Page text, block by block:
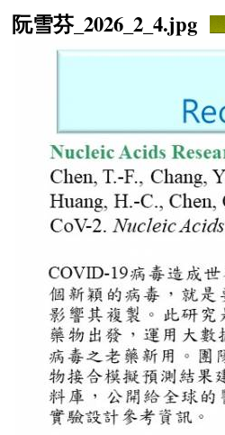
阮雪芬_2026_2_4.jpg